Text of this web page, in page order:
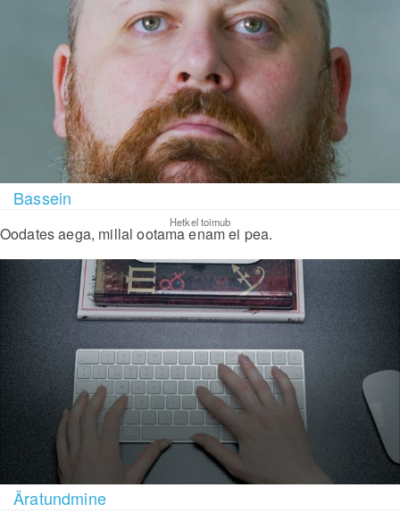
Bassein
Hetkel toimub
Oodates aega, millal ootama enam ei pea.
Äratundmine